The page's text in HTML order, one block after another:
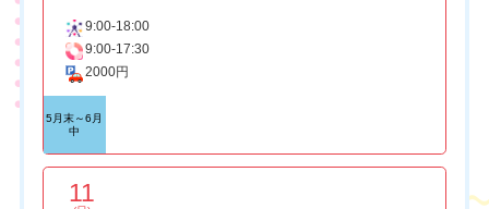
9:00-18:00
9:00-17:30
2000円
5月末～6月
中
11